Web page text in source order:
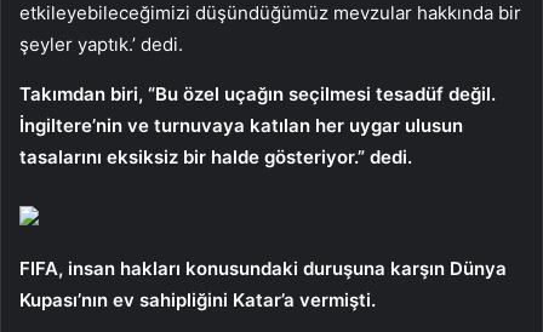
etkileyebileceğimizi düşündüğümüz mevzular hakkında bir
şeyler yaptık.’ dedi.
Takımdan biri, “Bu özel uçağın seçilmesi tesadüf değil.
İngiltere’nin ve turnuvaya katılan her uygar ulusun
tasalarını eksiksiz bir halde gösteriyor.” dedi.
FIFA, insan hakları konusundaki duruşuna karşın Dünya
Kupası’nın ev sahipliğini Katar’a vermişti.